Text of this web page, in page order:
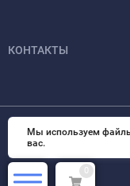
КОНТАКТЫ
© 2026
0
Мы используем
вас.